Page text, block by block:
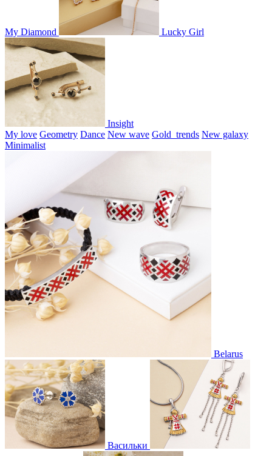
My Diamond Lucky Girl
Insight
My love Geometry Dance New wave Gold_trends New galaxy
Minimalist
Belarus
Васильки